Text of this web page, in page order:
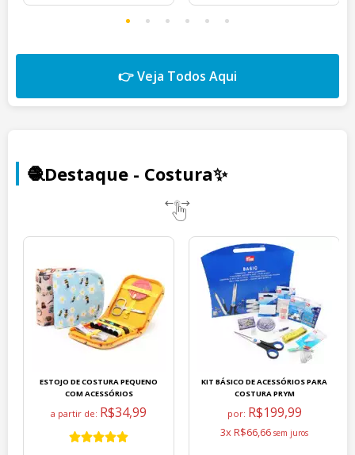
👉 Veja Todos Aqui
🧶Destaque - Costura✨
ESTOJO DE COSTURA PEQUENO
COM ACESSÓRIOS
a partir de: R$34,99
KIT BÁSICO DE ACESSÓRIOS PARA
COSTURA PRYM
por: R$199,99
3x R$66,66